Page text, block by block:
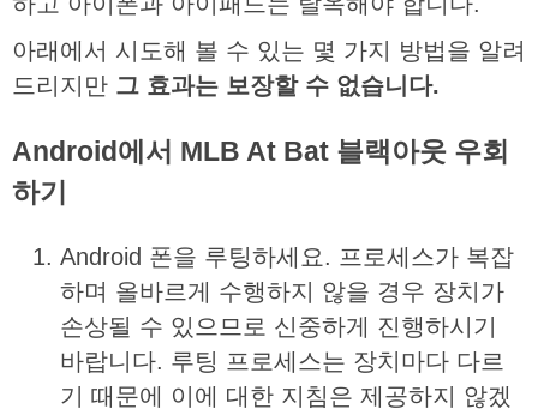
아래에서 시도해 볼 수 있는 몇 가지 방법을 알려
드리지만 그 효과는 보장할 수 없습니다.
Android에서 MLB At Bat 블랙아웃 우회
하기
Android 폰을 루팅하세요. 프로세스가 복잡
하며 올바르게 수행하지 않을 경우 장치가
손상될 수 있으므로 신중하게 진행하시기
바랍니다. 루팅 프로세스는 장치마다 다르
기 때문에 이에 대한 지침은 제공하지 않겠